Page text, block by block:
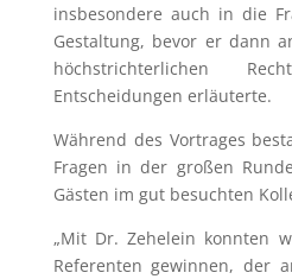
insbesondere auch in die
Gestaltung, bevor er dann
höchstrichterlichen
Entscheidungen erläuterte.
Während des Vortrages
Fragen in der großen
Gästen im gut besuchten
„Mit Dr. Zehelein konnten
Referenten gewinnen, der